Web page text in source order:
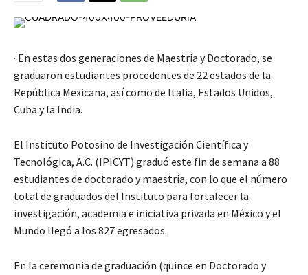
· En estas dos generaciones de Maestría y Doctorado, se
graduaron estudiantes procedentes de 22 estados de la
República Mexicana, así como de Italia, Estados Unidos,
Cuba y la India.
El Instituto Potosino de Investigación Científica y
Tecnológica, A.C. (IPICYT) graduó este fin de semana a 88
estudiantes de doctorado y maestría, con lo que el número
total de graduados del Instituto para fortalecer la
investigación, academia e iniciativa privada en México y el
Mundo llegó a los 827 egresados.
En la ceremonia de graduación (quince en Doctorado y